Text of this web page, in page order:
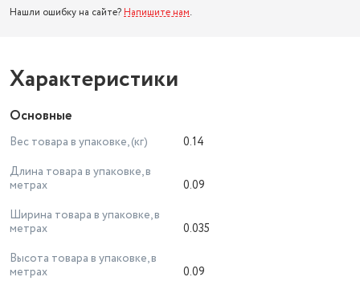
Нашли ошибку на сайте? Напишите нам.
Характеристики
Основные
Вес товара в упаковке, (кг)
0.14
Длина товара в упаковке, в
метрах
0.09
Ширина товара в упаковке, в
метрах
0.035
Высота товара в упаковке, в
метрах
0.09